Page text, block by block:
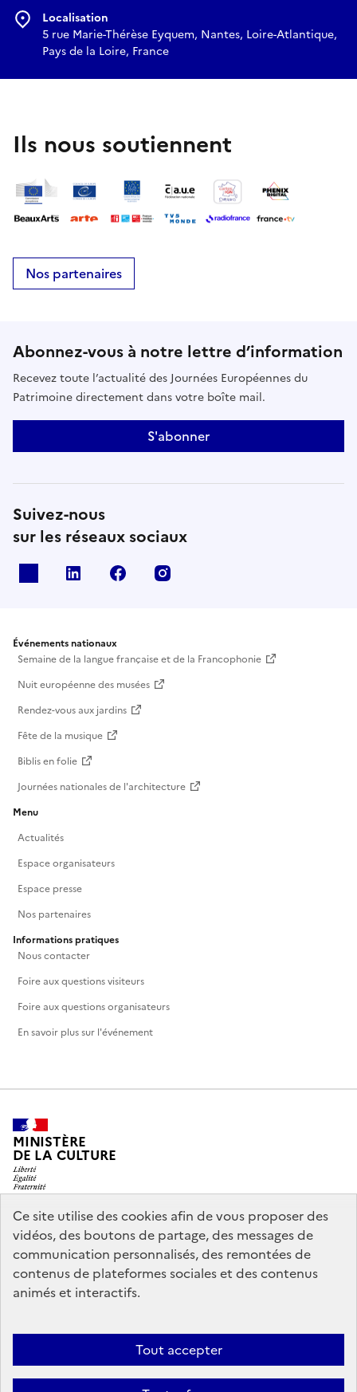
Ce site utilise des cookies afin de vous proposer des
vidéos, des boutons de partage, des messages de
communication personnalisés, des remontées de
contenus de plateformes sociales et des contenus
animés et interactifs.
Tout accepter
Localisation
5 rue Marie-Thérèse Eyquem, Nantes, Loire-Atlantique,
Pays de la Loire, France
Ils nous soutiennent
Nos partenaires
Abonnez-vous à notre lettre d’information
Recevez toute l’actualité des Journées Européennes du
Patrimoine directement dans votre boîte mail.
S'abonner
Suivez-nous
sur les réseaux sociaux
Linkedin Facebook
Événements nationaux
Semaine de la langue française et de la Francophonie
Nuit européenne des musées
Rendez-vous aux jardins
Fête de la musique
Biblis en folie
Journées nationales de l'architecture
Menu
Actualités
Espace organisateurs
Espace presse
Nos partenaires
Informations pratiques
Nous contacter
Foire aux questions visiteurs
Foire aux questions organisateurs
En savoir plus sur l'événement
MINISTÈRE
DE LA CULTURE
legifrance.gouv.fr
info.gouv.fr
service-public.gouv.fr
data.gouv.fr
Mentions légales